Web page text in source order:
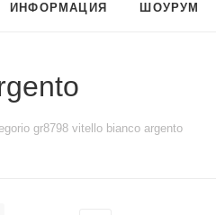
ИНФОРМАЦИЯ ШОУРУМ
gr8798 vitello bianco argento